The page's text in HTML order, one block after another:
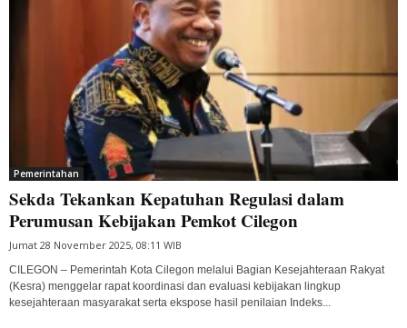
Pemerintahan
Sekda Tekankan Kepatuhan Regulasi dalam
Perumusan Kebijakan Pemkot Cilegon
Jumat 28 November 2025, 08:11 WIB
CILEGON – Pemerintah Kota Cilegon melalui Bagian Kesejahteraan Rakyat
(Kesra) menggelar rapat koordinasi dan evaluasi kebijakan lingkup
kesejahteraan masyarakat serta ekspose hasil penilaian Indeks...